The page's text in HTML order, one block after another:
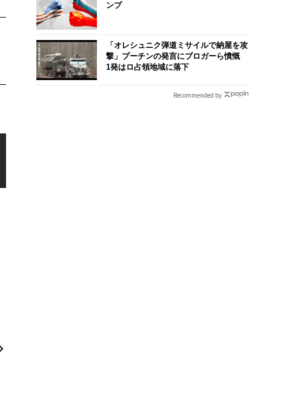
ow Better」な組織のつ
ンプ
「オレシュニク弾道ミサイルで納屋を攻
撃」プーチンの発言にブロガーら憤慨
1発はロ占領地域に落下
Recommended by